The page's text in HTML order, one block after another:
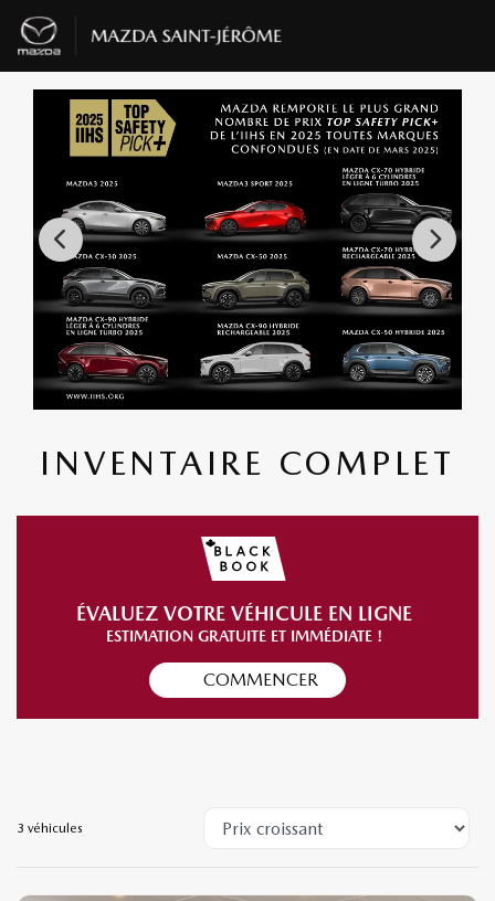
INVENTAIRE COMPLET
ÉVALUEZ VOTRE VÉHICULE EN LIGNE
ESTIMATION GRATUITE ET IMMÉDIATE !
COMMENCER
3 véhicules